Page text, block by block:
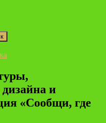
дизайна и
«Сообщи, где